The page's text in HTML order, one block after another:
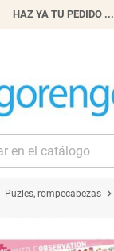
HAZ YA TU PEDIDO ...
Puzles, rompecabezas chevron_right